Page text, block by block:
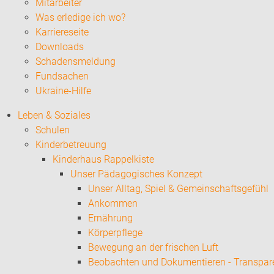
Mitarbeiter
Was erledige ich wo?
Karriereseite
Downloads
Schadensmeldung
Fundsachen
Ukraine-Hilfe
Leben & Soziales
Schulen
Kinderbetreuung
Kinderhaus Rappelkiste
Unser Pädagogisches Konzept
Unser Alltag, Spiel & Gemeinschaftsgefühl
Ankommen
Ernährung
Körperpflege
Bewegung an der frischen Luft
Beobachten und Dokumentieren -